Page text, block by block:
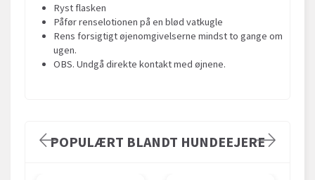
Ryst flasken
Påfør renselotionen på en blød vatkugle
Rens forsigtigt øjenomgivelserne mindst to gange om
ugen.
OBS. Undgå direkte kontakt med øjnene.
POPULÆRT BLANDT HUNDEEJERE